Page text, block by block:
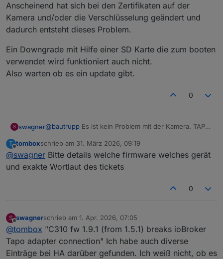
1.9.1 Build 251222 Rel.34614n -> die ist hat
irgend ein neues "feature"
1.5.1 Build 251011 Rel.56776n -> funktioniert
ich habe die Kamera aus der App gelöscht und
neu hinzugefügt, das hilft nichts ich habe auch
die IOBroker den Adapter gelöscht und neu
Anscheinend hat sich bei den Zertifikaten auf der
Kamera und/oder die Verschlüsselung geändert und
dadurch entsteht dieses Problem.
Ein Downgrade mit Hilfe einer SD Karte die zum booten
verwendet wird funktioniert auch nicht.
Also warten ob es ein update gibt.
0
S swagner@bautrupp Es ist kein Problem mit der Kamera. TAPO
unterstützt” geschlossen. Das Problem wird zwar
durch eine neue Funktion in der Firmware erzeugt,
aber eine Anpassung des TP-Link Tapo Adapters ist
Anscheinend hat sich bei den Zertifikaten auf der
Kamera und/oder die Verschlüsselung geändert und
dadurch entsteht dieses Problem.
Ein Downgrade mit Hilfe einer SD Karte die zum
T tomboxschrieb am 31. März 2026, 09:19
zuletzt editiert von
@swagner Bitte details welche firmware welches gerät
und exakte Wortlaut des tickets
0
S
Offline
swagnerschrieb am 1. Apr. 2026, 07:05
zuletzt editiert von
@tombox "C310 fw 1.9.1 (from 1.5.1) breaks ioBroker
Tapo adapter connection" Ich habe auch diverse
Einträge bei HA darüber gefunden. Ich weiß nicht, ob es